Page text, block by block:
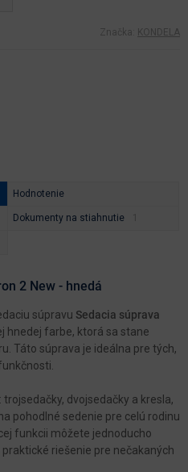
Značka: KONDELA
Hodnotenie
Dokumenty na stiahnutie
2 New - hnedá
súpravu Sedacia súprava
hnedej farbe, ktorá sa stane
Táto súprava je ideálna pre tých,
dvojsedačky a kresla,
pohodlné sedenie pre celú rodinu
funkcii môžete jednoducho
riešenie pre nečakaných